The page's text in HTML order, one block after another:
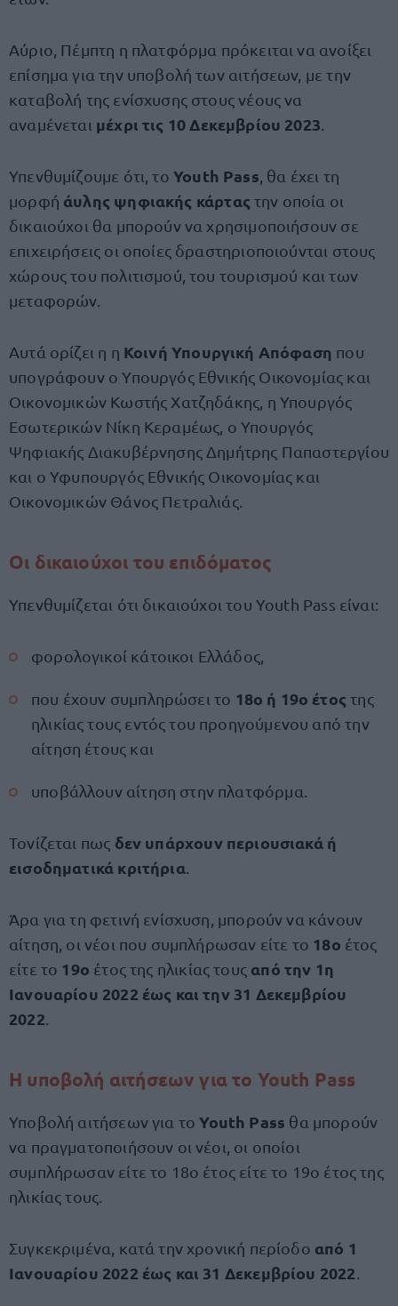
Αύριο, Πέμπτη η πλατφόρμα πρόκειται να ανοίξει
επίσημα για την υποβολή των αιτήσεων, με την
καταβολή της ενίσχυσης στους νέους να
αναμένεται μέχρι τις 10 Δεκεμβρίου 2023
Υπενθυμίζουμε ότι, το Youth Pass , θα έχει τη
μορφή άυλης ψηφιακής κάρτας την οποία οι
δικαιούχοι θα μπορούν να χρησιμοποιήσουν σε
επιχειρήσεις οι οποίες δραστηριοποιούνται στους
χώρους του πολιτισμού, του τουρισμού και των
μεταφορών.
Αυτά ορίζει η η Κοινή Υπουργική Απόφαση που
υπογράφουν ο Υπουργός Εθνικής Οικονομίας και
Οικονομικών Κωστής Χατζηδάκης, η Υπουργός
Εσωτερικών Νίκη Κεραμέως, ο Υπουργός
Ψηφιακής Διακυβέρνησης Δημήτρης Παπαστεργίου
και ο Υφυπουργός Εθνικής Οικονομίας και
Οικονομικών Θάνος Πετραλιάς.
Οι δικαιούχοι του επιδόματος
Υπενθυμίζεται ότι δικαιούχοι του Youth Pass είναι:
φορολογικοί κάτοικοι Ελλάδος,
που έχουν συμπληρώσει το 18ο ή 19ο έτος της
ηλικίας τους εντός του προηγούμενου από την
αίτηση έτους και
υποβάλλουν αίτηση στην πλατφόρμα.
Τονίζεται πως δεν υπάρχουν περιουσιακά ή
εισοδηματικά κριτήρια
Άρα για τη φετινή ενίσχυση, μπορούν να κάνουν
αίτηση, οι νέοι που συμπλήρωσαν είτε το 18ο έτος
είτε το 19ο έτος της ηλικίας τους από την 1η
Ιανουαρίου 2022 έως και την 31 Δεκεμβρίου
2022
Η υποβολή αιτήσεων για το Youth Pass
Υποβολή αιτήσεων για τοYouth Pass θα μπορούν
να πραγματοποιήσουν οι νέοι, οι οποίοι
συμπλήρωσαν είτε το 18ο έτος είτε το 19ο έτος της
ηλικίας τους.
Συγκεκριμένα, κατά την χρονική περίοδο από 1
Ιανουαρίου 2022 έως και 31 Δεκεμβρίου 2022